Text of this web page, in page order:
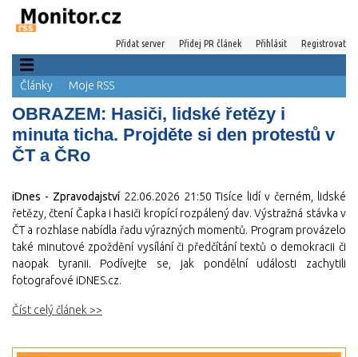
Přidat server Přidej PR článek Přihlásit Registrovat
Články Moje RSS
OBRAZEM: Hasiči, lidské řetězy i
minuta ticha. Projděte si den protestů v
ČT a ČRo
iDnes - Zpravodajství 22.06.2026 21:50 Tisíce lidí v černém, lidské
řetězy, čtení Čapka i hasiči kropící rozpálený dav. Výstražná stávka v
ČT a rozhlase nabídla řadu výrazných momentů. Program provázelo
také minutové zpoždění vysílání či předčítání textů o demokracii či
naopak tyranii. Podívejte se, jak pondělní události zachytili
fotografové iDNES.cz.
Číst celý článek >>